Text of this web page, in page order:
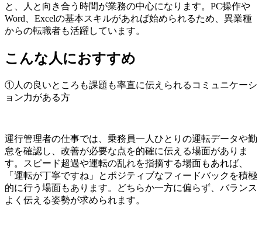
と、人と向き合う時間が業務の中心になります。PC操作や
Word、Excelの基本スキルがあれば始められるため、異業種
からの転職者も活躍しています。
こんな人におすすめ
①人の良いところも課題も率直に伝えられるコミュニケーシ
ョン力がある方
運行管理者の仕事では、乗務員一人ひとりの運転データや勤
怠を確認し、改善が必要な点を的確に伝える場面がありま
す。スピード超過や運転の乱れを指摘する場面もあれば、
「運転が丁寧ですね」とポジティブなフィードバックを積極
的に行う場面もあります。どちらか一方に偏らず、バランス
よく伝える姿勢が求められます。